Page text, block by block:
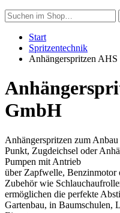
Start
Spritzentechnik
Anhängerspritzen AHS
GmbH
Anhängerspritzen zum
Punkt, Zugdeichsel oder
Pumpen mit Antrieb
über Zapfwelle,
Zubehör wie
ermöglichen die perfekte
Gartenbau, in Baumschulen,